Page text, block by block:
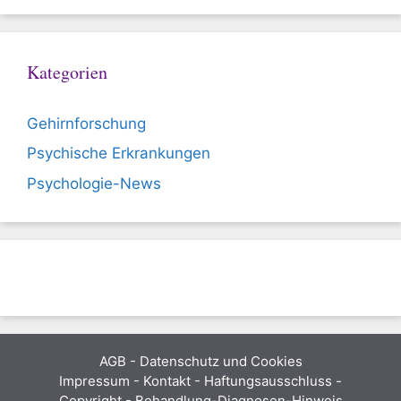
Kategorien
Gehirnforschung
Psychische Erkrankungen
Psychologie-News
AGB - Datenschutz und Cookies
Impressum - Kontakt - Haftungsausschluss -